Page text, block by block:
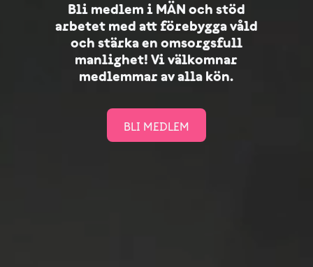
Bli medlem i MÄN och stöd
arbetet med att förebygga våld
och stärka en omsorgsfull
manlighet! Vi välkomnar
medlemmar av alla kön.
BLI MEDLEM